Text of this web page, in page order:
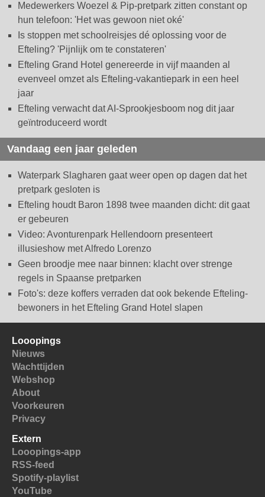
Medewerkers Woezel & Pip-pretpark zitten constant op
hun telefoon: 'Het was gewoon niet oké'
Is stoppen met schoolreisjes dé oplossing voor de
Efteling? 'Pijnlijk om te constateren'
Efteling Grand Hotel genereerde in vijf maanden al
evenveel omzet als Efteling-vakantiepark in een heel
jaar
Efteling verwacht dat AI-Sprookjesboom nog dit jaar
geïntroduceerd wordt
Vandaag een jaar geleden
Waterpark Slagharen gaat weer open op dagen dat het
pretpark gesloten is
Efteling houdt Baron 1898 twee maanden dicht: dit gaat
er gebeuren
Video: Avonturenpark Hellendoorn presenteert
illusieshow met Alfredo Lorenzo
Geen broodje mee naar binnen: klacht over strenge
regels in Spaanse pretparken
Foto's: deze koffers verraden dat ook bekende Efteling-
bewoners in het Efteling Grand Hotel slapen
Looopings
Nieuws
Wachttijden
Webshop
About
Voorkeuren
Privacy
Extern
Looopings-app
RSS-feed
Spotify-playlist
YouTube